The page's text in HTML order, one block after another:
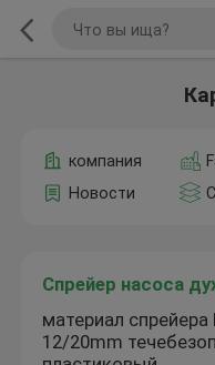
компания
Новости
Спрейер насоса
материал
12/20mm